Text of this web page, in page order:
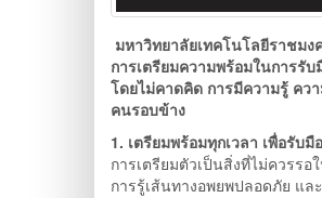
มหาวิทยาลัยเทคโนโลยีราชม
การเตรียมความพร้อมในการรับ
โดยไม่คาดคิด การมีความรู้ คว
คนรอบข้าง
1. เตรียมพร้อมทุกเวลา เพื่อรับ
การเตรียมตัวเป็นสิ่งที่ไม่ควรร
การรู้เส้นทางอพยพปลอดภัย แล